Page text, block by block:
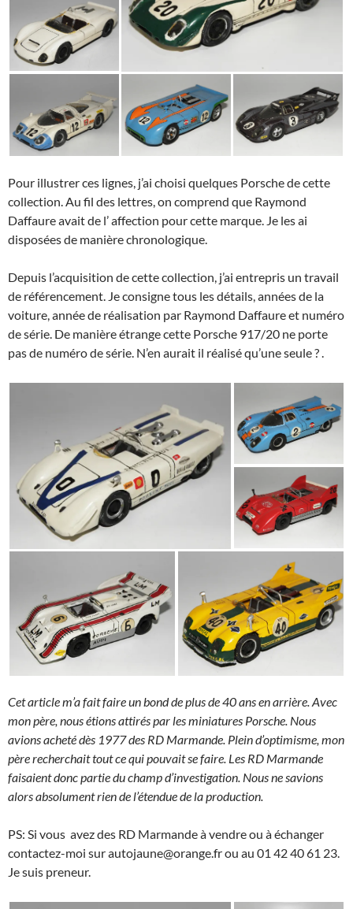
Pour illustrer ces lignes, j’ai choisi quelques Porsche de cette
collection. Au fil des lettres, on comprend que Raymond
Daffaure avait de l’ affection pour cette marque. Je les ai
disposées de manière chronologique.
Depuis l’acquisition de cette collection, j’ai entrepris un travail
de référencement. Je consigne tous les détails, années de la
voiture, année de réalisation par Raymond Daffaure et numéro
de série. De manière étrange cette Porsche 917/20 ne porte
pas de numéro de série. N’en aurait il réalisé qu’une seule ? .
Cet article m’a fait faire un bond de plus de 40 ans en arrière. Avec
mon père, nous étions attirés par les miniatures Porsche. Nous
avions acheté dès 1977 des RD Marmande. Plein d’optimisme, mon
père recherchait tout ce qui pouvait se faire. Les RD Marmande
faisaient donc partie du champ d’investigation. Nous ne savions
alors absolument rien de l’étendue de la production.
PS: Si vous avez des RD Marmande à vendre ou à échanger
contactez-moi sur autojaune@orange.fr ou au 01 42 40 61 23.
Je suis preneur.